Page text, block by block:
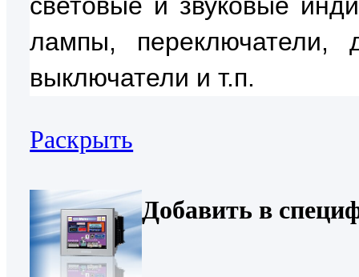
лампы, переключатели,
выключатели и т.п.
Раскрыть
Добавить в